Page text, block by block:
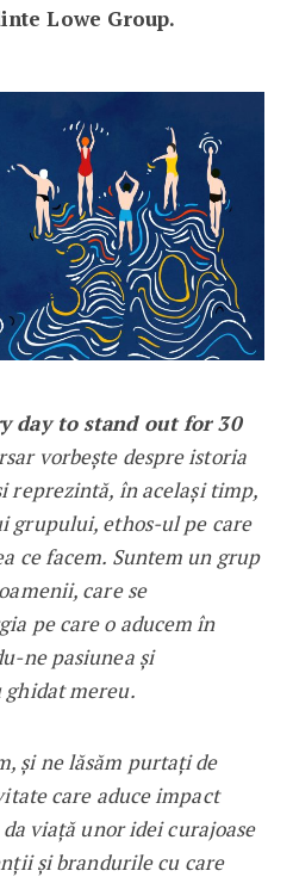
Lowe Group.
day to stand out for 30
vorbește despre istoria
reprezintă, în același timp,
grupului, ethos-ul pe care
ce facem. Suntem un grup
care se
pe care o aducem în
ne pasiunea și
mereu.
și ne lăsăm purtați de
care aduce impact
viață unor idei curajoase
și brandurile cu care